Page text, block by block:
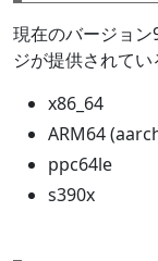
現在のバージョ
ジが提供されてい
x86_64
ARM64
ppc64le
s390x